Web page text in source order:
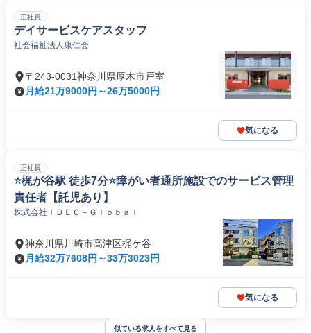
正社員
デイサービスケアスタッフ
社会福祉法人康仁会
〒243-0031神奈川県厚木市戸室
月給21万9000円～26万5000円
気になる
正社員
⭐梶が谷駅 徒歩7分⭐障がい者通所施設でのサービス管理
責任者【託児あり】
株式会社ＩＤＥＣ－Ｇｌｏｂａｌ
神奈川県川崎市高津区梶ケ谷
月給32万7608円～33万3023円
気になる
似ている求人をすべて見る